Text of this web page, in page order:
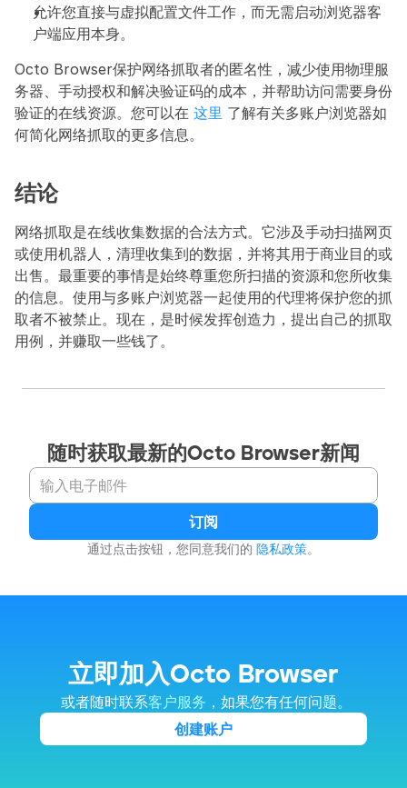
允许您直接与虚拟配置文件工作，而无需启动浏览器客
户端应用本身。
Octo Browser保护网络抓取者的匿名性，减少使用物理服
务器、手动授权和解决验证码的成本，并帮助访问需要身份
验证的在线资源。您可以在 这里 了解有关多账户浏览器如
何简化网络抓取的更多信息。
结论
网络抓取是在线收集数据的合法方式。它涉及手动扫描网页
或使用机器人，清理收集到的数据，并将其用于商业目的或
出售。最重要的事情是始终尊重您所扫描的资源和您所收集
的信息。使用与多账户浏览器一起使用的代理将保护您的抓
取者不被禁止。现在，是时候发挥创造力，提出自己的抓取
用例，并赚取一些钱了。
随时获取最新的Octo Browser新闻
订阅
通过点击按钮，您同意我们的 隐私政策。
立即加入Octo Browser
或者随时联系客户服务 ，如果您有任何问题。
创建账户